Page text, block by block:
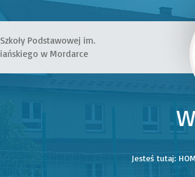
Jesteś tutaj:
Podstawowej im.
w Mordarce